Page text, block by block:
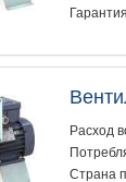
Расход
Страна